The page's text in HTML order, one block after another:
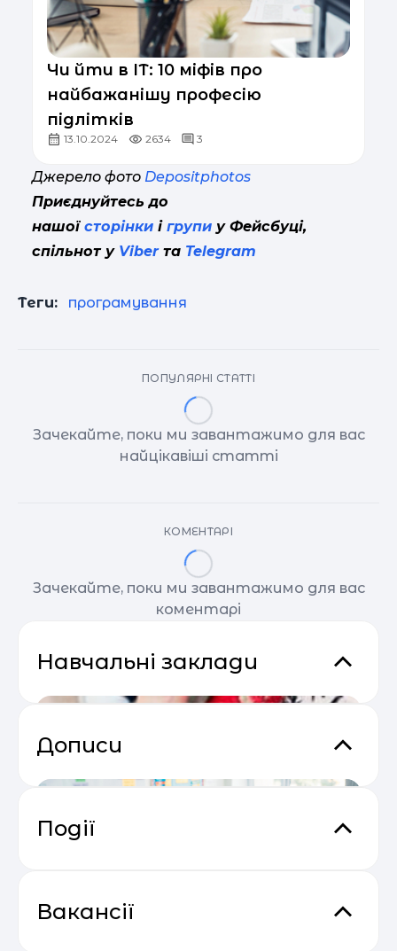
Чи йти в ІТ: 10 міфів про
найбажанішу професію
підлітків
13.10.2024 2634 3
Джерело фото Depositphotos
Приєднуйтесь до
нашої сторінки і групи у Фейсбуці,
спільнот у Viberта Telegram
Теги: програмування
ПОПУЛЯРНІ СТАТТІ
Зачекайте, поки ми завантажимо для вас
найцікавіші статті
КОМЕНТАРІ
Зачекайте, поки ми завантажимо для вас
коментарі
Навчальні заклади
Дописи
Події
“Святковий Email Boost”
Вакансії